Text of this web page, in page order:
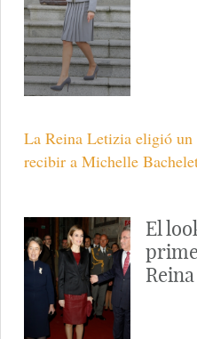
La Reina Letizia eligió un
recibir a Michelle
El
Reina